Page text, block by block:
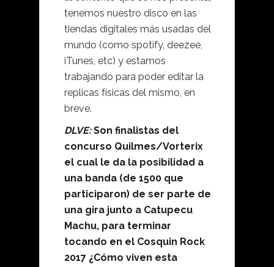
tenemos nuestro disco en las
tiendas digitales más usadas del
mundo (como spotify, deezee,
iTunes, etc) y estamos
trabajando para poder editar la
replicas físicas del mismo, en
breve.
DLVE:Son finalistas del
concurso Quilmes/Vorterix
el cual le da la posibilidad a
una banda (de 1500 que
participaron) de ser parte de
una gira junto a Catupecu
Machu, para terminar
tocando en el Cosquin Rock
2017 ¿Cómo viven esta